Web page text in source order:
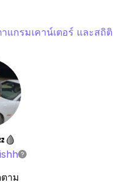
แกรมเคาน์เตอร์ และสถิติ
าม